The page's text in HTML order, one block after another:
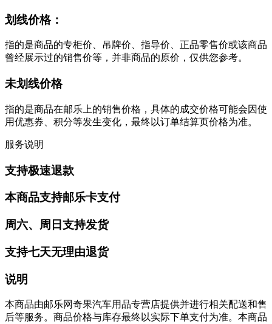
划线价格：
指的是商品的专柜价、吊牌价、指导价、正品零售价或该商品
曾经展示过的销售价等，并非商品的原价，仅供您参考。
未划线价格
指的是商品在邮乐上的销售价格，具体的成交价格可能会因使
用优惠券、积分等发生变化，最终以订单结算页价格为准。
服务说明
支持极速退款
本商品支持邮乐卡支付
周六、周日支持发货
支持七天无理由退货
说明
本商品由邮乐网奇果汽车用品专营店提供并进行相关配送和售
后等服务。商品价格与库存最终以实际下单支付为准。本商品